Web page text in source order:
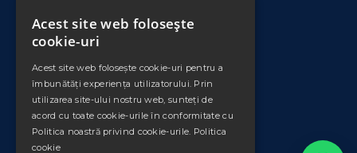
ANPC
DATE COMERCIALE
PLEXIMET SRL
Cod unic de inregistrare: RO11008735
Nr. Ord. Reg. Com./an: J33/553/1998
Acest site web folosește
cookie-uri
Acest site web folosește cookie-uri pentru a
îmbunătăți experiența utilizatorului. Prin
utilizarea site-ului nostru web, sunteți de
acord cu toate cookie-urile în conformitate cu
Politica noastră privind cookie-urile. Politica
cookie